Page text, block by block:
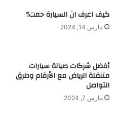
كيف اعرف ان السيارة حمت؟
مارس 14, 2024
أفضل شركات صيانة سيارات
متنقلة الرياض مع الأرقام وطرق
التواصل
مارس 7, 2024